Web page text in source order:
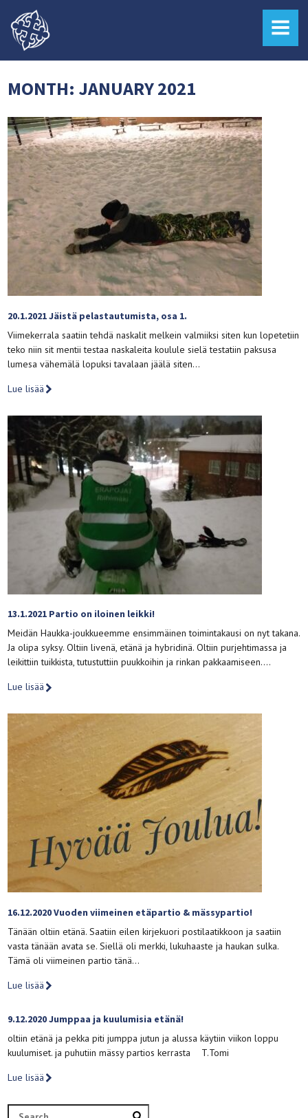
MENU
MONTH: JANUARY 2021
20.1.2021 Jäistä pelastautumista, osa 1.
Viimekerrala saatiin tehdä naskalit melkein valmiiksi siten kun lopetetiin
teko niin sit mentii testaa naskaleita koulule sielä testatiin paksusa
lumesa vähemälä lopuksi tavalaan jäälä siten…
Lue lisää
13.1.2021 Partio on iloinen leikki!
Meidän Haukka-joukkueemme ensimmäinen toimintakausi on nyt takana.
Ja olipa syksy. Oltiin livenä, etänä ja hybridinä. Oltiin purjehtimassa ja
leikittiin tuikkista, tutustuttiin puukkoihin ja rinkan pakkaamiseen….
Lue lisää
16.12.2020 Vuoden viimeinen etäpartio & mässypartio!
Tänään oltiin etänä. Saatiin eilen kirjekuori postilaatikkoon ja saatiin
vasta tänään avata se. Siellä oli merkki, lukuhaaste ja haukan sulka.
Tämä oli viimeinen partio tänä…
Lue lisää
9.12.2020 Jumppaa ja kuulumisia etänä!
oltiin etänä ja pekka piti jumppa jutun ja alussa käytiin viikon loppu
kuulumiset. ja puhutiin mässy partios kerrasta T.Tomi
Lue lisää
Search